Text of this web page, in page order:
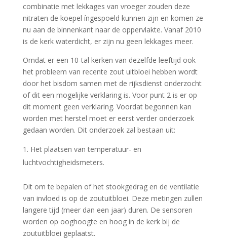
combinatie met lekkages van vroeger zouden deze
nitraten de koepel íngespoeld kunnen zijn en komen ze
nu aan de binnenkant naar de oppervlakte. Vanaf 2010
is de kerk waterdicht, er zijn nu geen lekkages meer.
Omdat er een 10-tal kerken van dezelfde leeftijd ook
het probleem van recente zout uitbloei hebben wordt
door het bisdom samen met de rijksdienst onderzocht
of dit een mogelijke verklaring is. Voor punt 2 is er op
dit moment geen verklaring. Voordat begonnen kan
worden met herstel moet er eerst verder onderzoek
gedaan worden. Dit onderzoek zal bestaan uit:
Het plaatsen van temperatuur- en
luchtvochtigheidsmeters.
Dit om te bepalen of het stookgedrag en de ventilatie
van invloed is op de zoutuitbloei. Deze metingen zullen
langere tijd (meer dan een jaar) duren. De sensoren
worden op ooghoogte en hoog in de kerk bij de
zoutuitbloei geplaatst.